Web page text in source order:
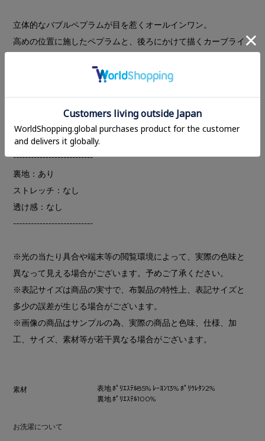
立体的なバブルペプラムが目を惹くオールインワン。
高めの位置に施したペプラムと、後ろにかけて描くカーブライ
ストラップは長さ調整が可能で、インナーを合わせたレイヤー
あるパンツシルエットが抜け感をプラスし、シーズンを通して
活躍する一着です。
---------------------------
裏地：あり
ストレッチ：なし
透け感：なし
---------------------------
※光の当たり具合や端末等の閲覧環境によって、実際の色味と
異なって見える場合がございます。予めご了承ください。
※表記サイズは商品の実寸で、布製品の特性上、表記サイズと
多少の誤差が生じる場合がございます。
※画像の商品はサンプルの為、実際の商品と色味、仕様、加
工、サイズ、素材等が若干異なる場合がございます。
素材
表地 ﾎﾟﾘｴｽﾃﾙ85% ﾚｰﾖﾝ13% ﾎﾟﾘｳﾚﾀﾝ2%
裏地 ﾎﾟﾘｴｽﾃﾙ100%
お洗濯について